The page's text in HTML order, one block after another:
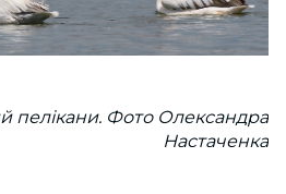
пелікани. Фото Олександра
Настаченка